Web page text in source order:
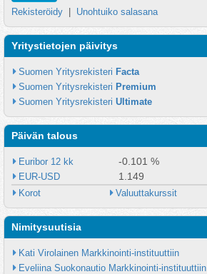
Rekisteröidy Unohtuiko salasana
Yritystietojen päivitys
Suomen Yritysrekisteri Facta
Suomen Yritysrekisteri Premium
Suomen Yritysrekisteri Ultimate
Päivän talous
Euribor 12 kk -0.101 %
EUR-USD 1.149
Korot Valuuttakurssit
Nimitysuutisia
Kati Virolainen Markkinointi-instituuttiin
Eveliina Suokonautio Markkinointi-instituuttiin